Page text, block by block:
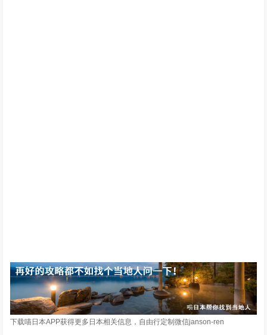
下载喵日本APP获得更多日本相关信息，自由行定制微信janson-ren